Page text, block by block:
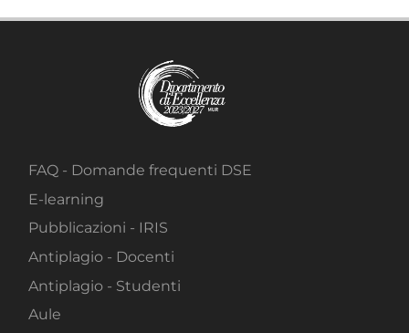
FAQ - Domande frequenti DSE
E-learning
Pubblicazioni - IRIS
Antiplagio - Docenti
Antiplagio - Studenti
Aule